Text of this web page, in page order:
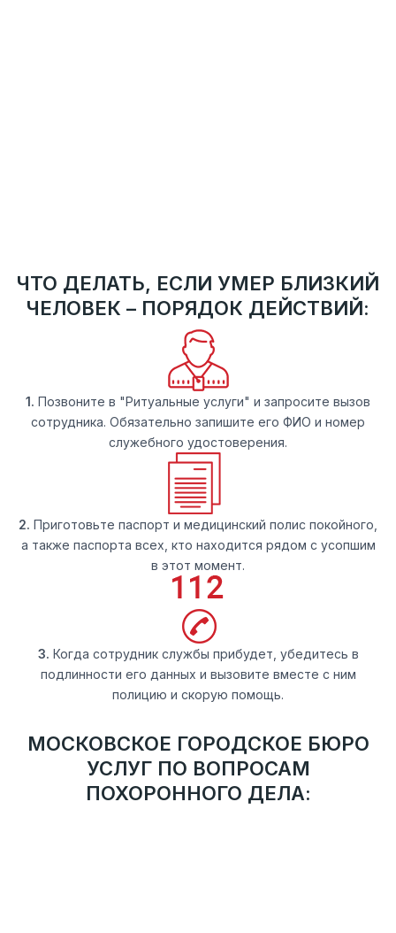
ЧТО ДЕЛАТЬ, ЕСЛИ УМЕР БЛИЗКИЙ
ЧЕЛОВЕК – ПОРЯДОК ДЕЙСТВИЙ:
1. Позвоните в "Ритуальные услуги" и запросите вызов
сотрудника. Обязательно запишите его ФИО и номер
служебного удостоверения.
2. Приготовьте паспорт и медицинский полис покойного,
а также паспорта всех, кто находится рядом с усопшим
в этот момент.
3. Когда сотрудник службы прибудет, убедитесь в
подлинности его данных и вызовите вместе с ним
полицию и скорую помощь.
МОСКОВСКОЕ ГОРОДСКОЕ БЮРО
УСЛУГ ПО ВОПРОСАМ
ПОХОРОННОГО ДЕЛА: